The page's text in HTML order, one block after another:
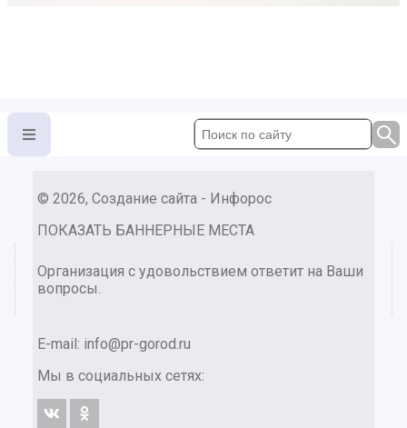
© 2026, Создание сайта - Инфорос
ПОКАЗАТЬ БАННЕРНЫЕ МЕСТА
Организация с удовольствием ответит на Ваши
вопросы.
E-mail: info@pr-gorod.ru
Мы в социальных сетях: